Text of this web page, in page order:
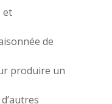
et
de
produire un